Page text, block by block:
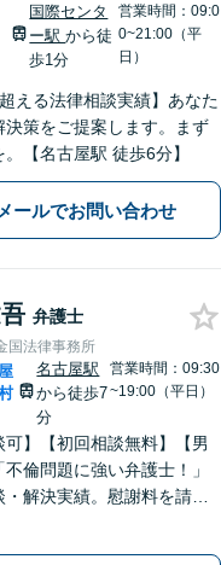
国際センタ
ー駅から徒
歩1分
営業時間：09:0
0~21:00（平
日）
超える法律相談実績】あなた
決策をご提案します。まず
【名古屋駅 徒歩6分】
メールでお問い合わせ
弁護士
国法律事務所
名古屋駅
から徒歩7
分
営業時間：09:30
~19:00（平日）
可】【初回相談無料】【男
倫問題に強い弁護士！」
解決実績。慰謝料を請求